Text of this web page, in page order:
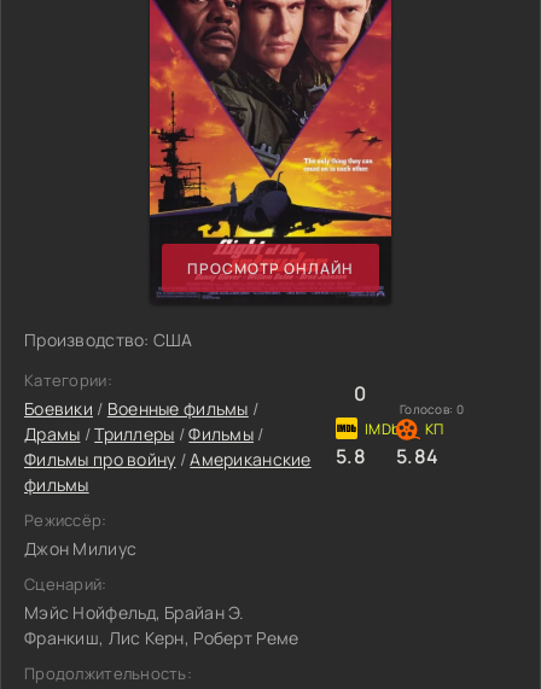
ПРОСМОТР ОНЛАЙН
Производство: США
Категории:
Боевики / Военные фильмы /
Драмы /Триллеры /Фильмы /
Фильмы про войну /Американские
фильмы
Режиссёр:
Джон Милиус
Сценарий:
Мэйс Нойфельд, Брайан Э.
Франкиш, Лис Керн, Роберт Реме
Продолжительность:
0
Голосов: 0
5.8 5.84